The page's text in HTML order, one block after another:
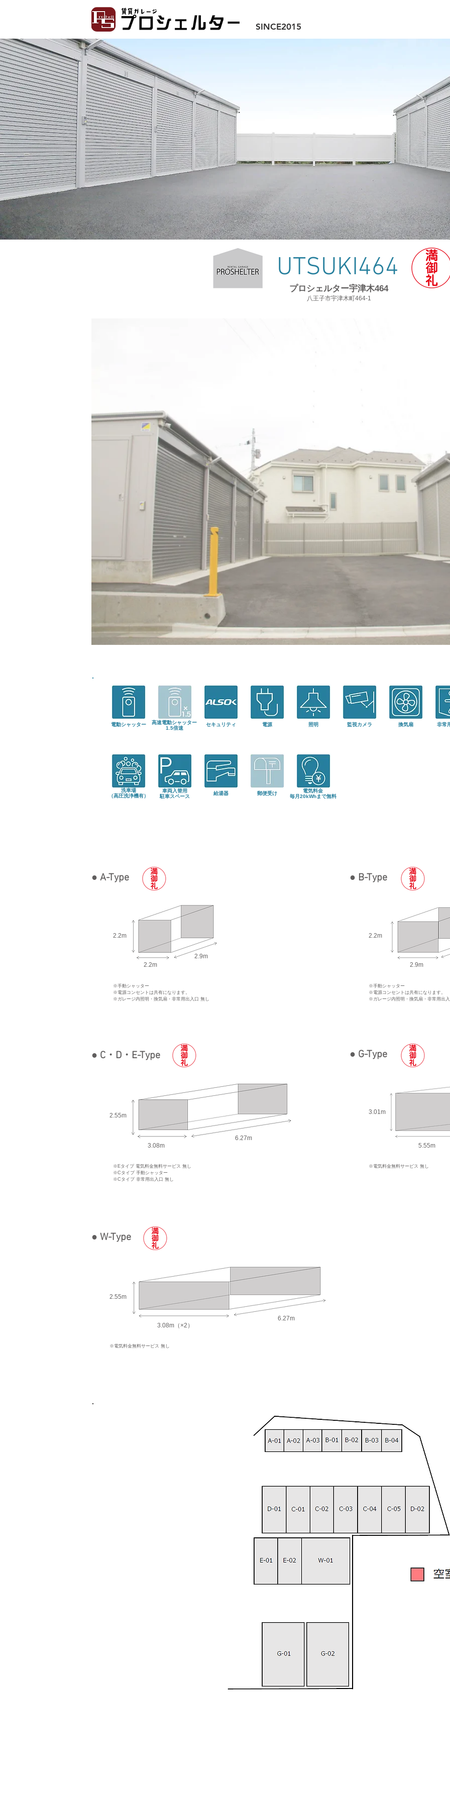
SINCE2015
UTSUKI464
​プロシェルター宇津木464
八王子市宇津木町464-1
電動シャッター
高速電動シャッター
1.5倍速
セキュリティ 電源 照明 監視カメラ 換気扇 非常
洗車場
（高圧洗浄機有）
車両入替用
​駐車スペース
給湯器 郵便受け
電気料金
​毎月20kWhまで無料
● A-Type
2.2m
2.9m
2.2m
※手動シャッター
※電源コンセントは共有になります。
※ガレージ内照明・換気扇・非常用出入口 無し
● C・D・E-Type
2.55m
3.08m
6.27m
※Eタイプ 電気料金無料サービス 無し
※Cタイプ 手動シャッター
※Cタイプ 非常用出入口 無し
● W-Type
2.55m
3.08m（×2）
6.27m
● B-Type
2.2m
2.9m
※手動シャッター
※電源コンセントは共有になります。
※ガレージ内照明・換気扇・非常用出
● G-Type
3.01m
5.55m
※電気料金無料サービス 無し
※電気料金無料サービス 無し